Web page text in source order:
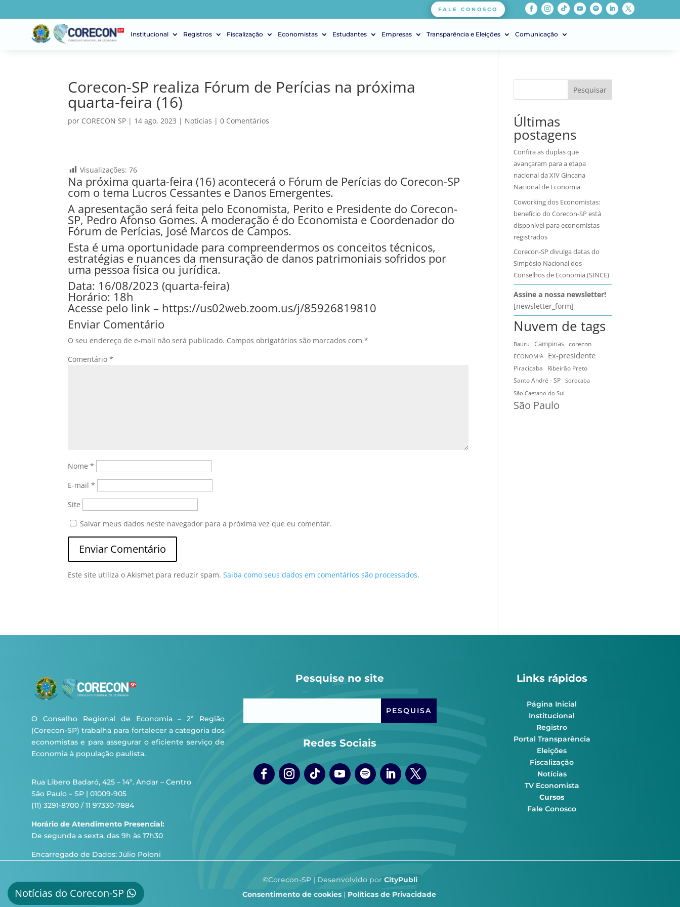
FALE CONOSCO
Institucional Registros Fiscalização Economistas Estudantes Empresas Transparência e Eleições Comunicação
Corecon-SP realiza Fórum de Perícias na próxima
quarta-feira (16)
por CORECON SP | 14 ago, 2023 | Notícias |0 Comentários
Visualizações: 76
Na próxima quarta-feira (16) acontecerá o Fórum de Perícias do Corecon-SP
com o tema Lucros Cessantes e Danos Emergentes.
A apresentação será feita pelo Economista, Perito e Presidente do Corecon-
SP, Pedro Afonso Gomes. A moderação é do Economista e Coordenador do
Fórum de Perícias, José Marcos de Campos.
Esta é uma oportunidade para compreendermos os conceitos técnicos,
estratégias e nuances da mensuração de danos patrimoniais sofridos por
uma pessoa física ou jurídica.
Data: 16/08/2023 (quarta-feira)
Horário: 18h
Acesse pelo link – https://us02web.zoom.us/j/85926819810
Enviar Comentário
O seu endereço de e-mail não será publicado. Campos obrigatórios são marcados com*
Comentário*
Nome*
E-mail*
Site
Salvar meus dados neste navegador para a próxima vez que eu comentar.
Este site utiliza o Akismet para reduzir spam.Saiba como seus dados em comentários são processados.
Pesquisar
Últimas
postagens
Confira as duplas que
avançaram para a etapa
nacional da XIV Gincana
Nacional de Economia
Coworking dos Economistas:
benefício do Corecon-SP está
disponível para economistas
registrados
Corecon-SP divulga datas do
Simpósio Nacional dos
Conselhos de Economia (SINCE)
Assine a nossa newsletter!
[newsletter_form]
Nuvem de tags
Bauru Campinas
corecon
ECONOMIA
Ex-presidente
Piracicaba
Ribeirão Preto
Santo André - SP
Sorocaba
São Caetano do Sul
São Paulo
O Conselho Regional de Economia – 2ª Região
(Corecon-SP) trabalha para fortalecer a categoria dos
economistas e para assegurar o eficiente serviço de
Economia à população paulista.
Rua Líbero Badaró, 425 – 14º. Andar – Centro
São Paulo – SP | 01009-905
(11) 3291-8700 / 11 97330-7884
Horário de Atendimento Presencial:
De segunda a sexta, das 9h às 17h30
Encarregado de Dados: Júlio Poloni
Notícias do Corecon-SP
Pesquise no site
Redes Sociais
Links rápidos
Página Inicial
Institucional
Registro
Portal Transparência
Eleições
Fiscalização
Notícias
TV Economista
Cursos
Fale Conosco
©Corecon-SP | Desenvolvido por CityPubli
Consentimento de cookies| Políticas de Privacidade